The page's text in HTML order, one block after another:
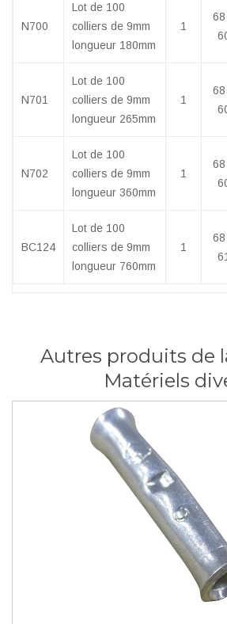
N700
Lot de 100
colliers de 9mm
longueur 180mm
1
N701
Lot de 100
colliers de 9mm
longueur 265mm
1
N702
Lot de 100
colliers de 9mm
longueur 360mm
1
BC124
Lot de 100
colliers de 9mm
longueur 760mm
1
Autres produits de
Matériels